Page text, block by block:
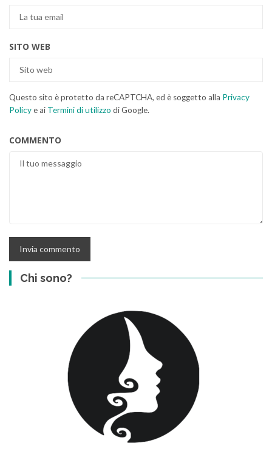
SITO WEB
Questo sito è protetto da reCAPTCHA, ed è soggetto alla Privacy
Policye ai Termini di utilizzo di Google.
COMMENTO
Chi sono?